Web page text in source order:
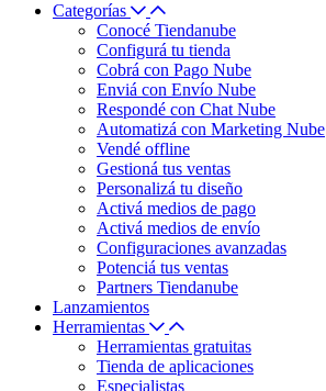
Categorías
Conocé Tiendanube
Configurá tu tienda
Cobrá con Pago Nube
Enviá con Envío Nube
Respondé con Chat Nube
Automatizá con Marketing Nube
Vendé offline
Gestioná tus ventas
Personalizá tu diseño
Activá medios de pago
Activá medios de envío
Configuraciones avanzadas
Potenciá tus ventas
Partners Tiendanube
Lanzamientos
Herramientas
Herramientas gratuitas
Tienda de aplicaciones
Especialistas